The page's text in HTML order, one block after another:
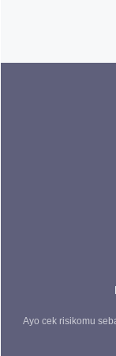
Ayo cek risikomu